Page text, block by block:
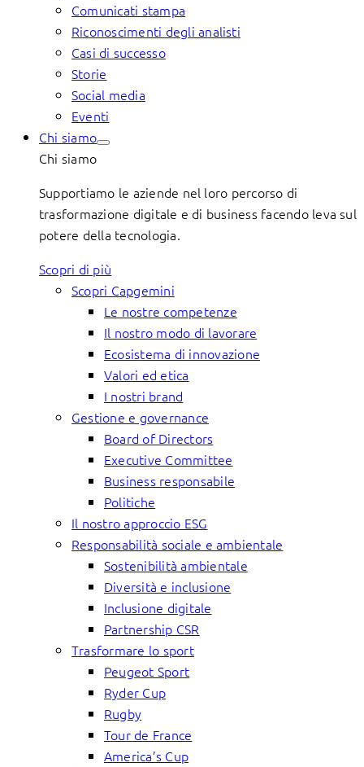
Comunicati stampa
Riconoscimenti degli analisti
Casi di successo
Storie
Social media
Eventi
Chi siamo
Chi siamo
Supportiamo le aziende nel loro percorso di
trasformazione digitale e di business facendo leva sul
potere della tecnologia.
Scopri di più
Scopri Capgemini
Le nostre competenze
Il nostro modo di lavorare
Ecosistema di innovazione
Valori ed etica
I nostri brand
Gestione e governance
Board of Directors
Executive Committee
Business responsabile
Politiche
Il nostro approccio ESG
Responsabilità sociale e ambientale
Sostenibilità ambientale
Diversità e inclusione
Inclusione digitale
Partnership CSR
Trasformare lo sport
Peugeot Sport
Ryder Cup
Rugby
Tour de France
America’s Cup